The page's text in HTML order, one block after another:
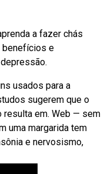
a fazer chás
benefícios e
usados para a
sugerem que o
resulta em. Web — sem
uma margarida tem
e nervosismo,